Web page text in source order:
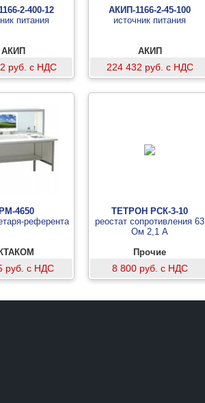
2-400-12
питания
АКИП
руб. с НДС
АКИП-1166-2-45-100
источник питания
АКИП
224 432 руб. с НДС
4650
референта
руб. с НДС
ТЕТРОН РСК-3-10
реостат сопротивления 63
Ом 2,1 А
Прочие
8 800 руб. с НДС